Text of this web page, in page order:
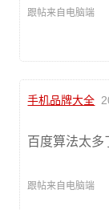
跟帖来自电脑端
手机品牌大全
百度算法太多
跟帖来自电脑端